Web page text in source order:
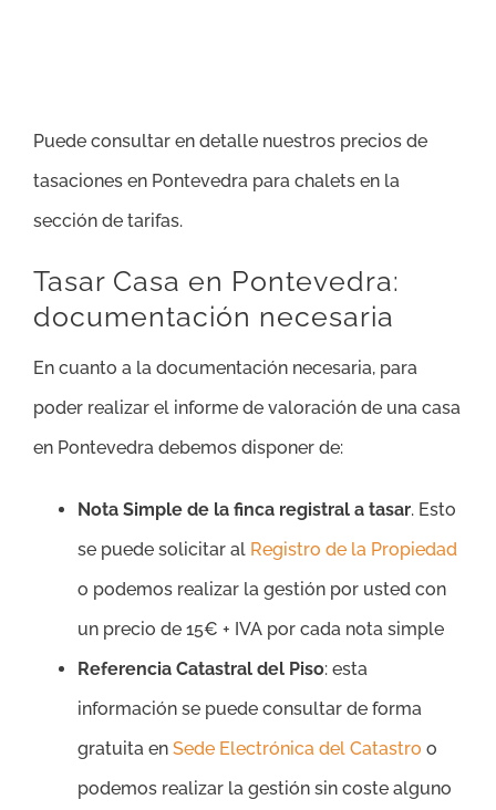
Puede consultar en detalle nuestros precios de
tasaciones en Pontevedra para chalets en la
sección de tarifas.
Tasar Casa en Pontevedra:
documentación necesaria
En cuanto a la documentación necesaria, para
poder realizar el informe de valoración de una casa
en Pontevedra debemos disponer de:
Nota Simple de la finca registral a tasar. Esto
se puede solicitar al Registro de la Propiedad
o podemos realizar la gestión por usted con
un precio de 15€ + IVA por cada nota simple
Referencia Catastral del Piso: esta
información se puede consultar de forma
gratuita en Sede Electrónica del Catastro o
podemos realizar la gestión sin coste alguno